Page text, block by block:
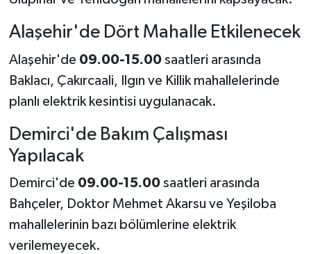
Alaşehir'de Dört Mahalle Etkilenecek
Alaşehir'de 09.00-15.00 saatleri arasında
Baklacı, Çakırcaali, Ilgın ve Killik mahallelerinde
planlı elektrik kesintisi uygulanacak.
Demirci'de Bakım Çalışması
Yapılacak
Demirci'de 09.00-15.00saatleri arasında
Bahçeler, Doktor Mehmet Akarsu ve Yeşiloba
mahallelerinin bazı bölümlerine elektrik
verilemeyecek.